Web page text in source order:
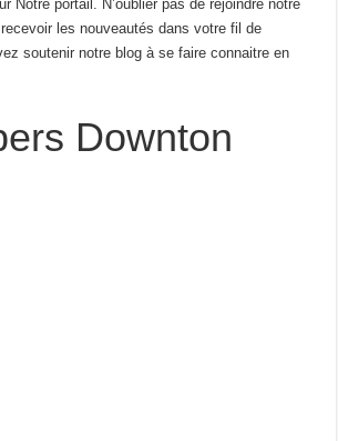
Notre portail. N’oublier pas de rejoindre notre
les nouveautés dans votre fil de
soutenir notre blog à se faire connaitre en
Downton